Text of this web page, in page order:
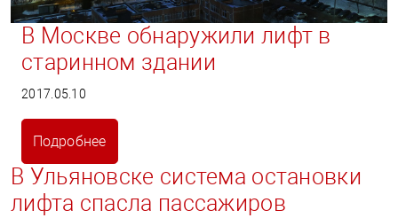
В Москве обнаружили лифт в
старинном здании
2017.05.10
Подробнее
В Ульяновске система остановки
лифта спасла пассажиров